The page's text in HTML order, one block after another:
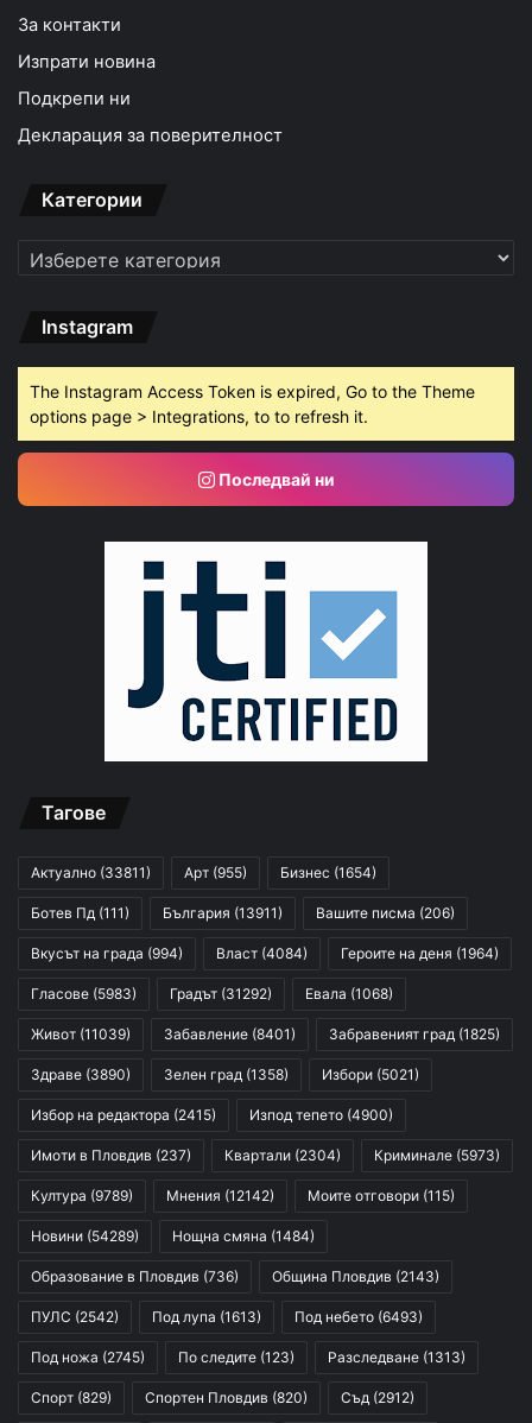
За контакти
Изпрати новина
Подкрепи ни
Декларация за поверителност
Категории
Категории
Instagram
The Instagram Access Token is expired, Go to the Theme
options page > Integrations, to to refresh it.
Последвай ни
Тагове
Актуално (33811) Арт (955) Бизнес (1654)
Ботев Пд (111) България (13911) Вашите писма (206)
Вкусът на града (994) Власт (4084) Героите на деня (1964)
Гласове (5983) Градът (31292) Евала (1068)
Живот (11039) Забавление (8401) Забравеният град (1825)
Здраве (3890) Зелен град (1358) Избори (5021)
Избор на редактора (2415) Изпод тепето (4900)
Имоти в Пловдив (237) Квартали (2304) Криминале (5973)
Култура (9789) Мнения (12142) Моите отговори (115)
Новини (54289) Нощна смяна (1484)
Образование в Пловдив (736) Община Пловдив (2143)
ПУЛС (2542) Под лупа (1613) Под небето (6493)
Под ножа (2745) По следите (123) Разследване (1313)
Спорт (829) Спортен Пловдив (820) Съд (2912)